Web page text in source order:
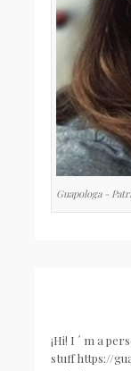
Guapologa -
¡Hi! I ´ m a
stuff https://